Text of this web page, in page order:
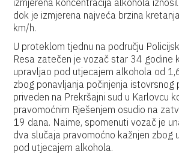
izmjerena koncentracija alkohola
dok je izmjerena najveća brzina
km/h.
U proteklom tjednu na području
Resa zatečen je vozač star 34 godine
upravljao pod utjecajem alkohola od
zbog ponavljanja počinjenja istovrsnog
priveden na Prekršajni sud u Karlovcu
pravomoćnim Rješenjem osudio na
19 dana. Naime, spomenuti vozač je
dva slučaja pravomoćno kažnjen zbog
pod utjecajem alkohola.